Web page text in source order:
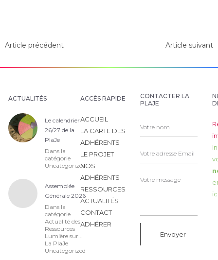
Article précédent Article suivant
ACTUALITÉS
Le calendrier
26/27 de la
PlaJe
Dans la
catégorie
Uncategorized
Assemblée
Générale 2026
Dans la
catégorie
Actualité des
Ressources
Lumière sur...
La PlaJe
Uncategorized
ACCÈS RAPIDE
ACCUEIL
LA CARTE DES
ADHÉRENTS
LE PROJET
NOS
ADHÉRENTS
RESSOURCES
ACTUALITÉS
CONTACT
ADHÉRER
CONTACTER LA
PLAJE